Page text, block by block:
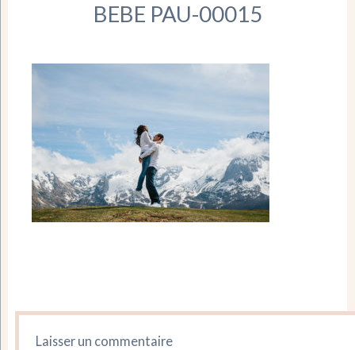
BEBE PAU-00015
Laisser un commentaire